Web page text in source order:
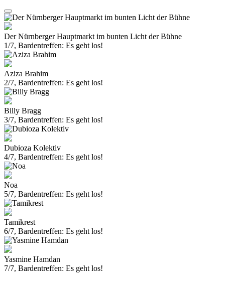
Der Nürnberger Hauptmarkt im bunten Licht der Bühne
1/7, Bardentreffen: Es geht los!
Aziza Brahim
2/7, Bardentreffen: Es geht los!
Billy Bragg
3/7, Bardentreffen: Es geht los!
Dubioza Kolektiv
4/7, Bardentreffen: Es geht los!
Noa
5/7, Bardentreffen: Es geht los!
Tamikrest
6/7, Bardentreffen: Es geht los!
Yasmine Hamdan
7/7, Bardentreffen: Es geht los!